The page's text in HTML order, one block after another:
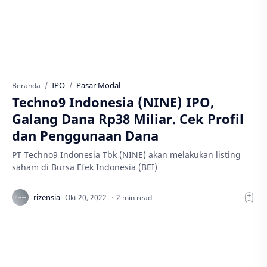
Beranda IPO Pasar Modal
Techno9 Indonesia (NINE) IPO,
Galang Dana Rp38 Miliar. Cek Profil
dan Penggunaan Dana
PT Techno9 Indonesia Tbk (NINE) akan melakukan listing
saham di Bursa Efek Indonesia (BEI)
2 min read